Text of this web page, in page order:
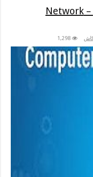
اعداد الشبكة لاستضافة أمبي – Network
1,298